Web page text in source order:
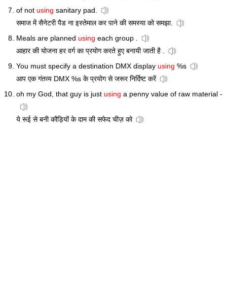
of not using sanitary pad.
समाज में सैनेटरी पैड ना इस्तेमाल कर पाने की समस्या को समझा.
Meals are planned using each group .
आहार की योजना हर वर्ग का प्रयोग करते हुए बनायी जाती है .
You must specify a destination DMX display using %s
आप एक गंतव्य DMX %s के प्रयोग से जरूर निर्दिष्ट करें
oh my God, that guy is just using a penny value of raw material -
ये रूई से बनी कौड़ियों के दाम की सफेद चीज़ को